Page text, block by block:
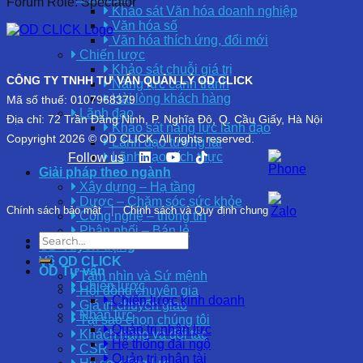
Khảo sát Văn hóa doanh nghiệp
Văn hóa số
Văn hóa thích ứng, đổi mới
Chiến lược
Khảo sát chuỗi giá trị
Năng lực cạnh tranh
Hài lòng khách hàng
Lãnh đạo
Khảo sát năng lực lãnh đạo
Lãnh đạo tương lai
Lãnh đạo đích thực
Giải pháp theo ngành
Xây dựng – Hạ tầng
Dược – Chăm sóc sức khỏe
Công nghệ – thông tin
Phân phối – Bán lẻ
OD Tuyển dụng
Về OD CLICK
Tầm nhìn và Sứ mệnh
Hội đồng chuyên gia
Giá trị chuyển giao
Tại sao chọn chúng tôi
Khách hàng và đối tác
CSR
CÔNG TY TNHH TƯ VẤN QUẢN LÝ OD CLICK
Mã số thuế: 0107968379
Địa chỉ: 72 Trần Đăng Ninh, P. Nghĩa Đô, Q. Cầu Giấy, Hà Nội
Copyright 2026 © OD CLICK. All rights reserved.
Follow us
Chính sách bảo mật | Chính sách và Quy định chung
OD Tư vấn
Chiến lược
Chiến lược kinh doanh
Nhân lực
Quản trị nhân lực
Hệ thống đãi ngộ
Quản trị nhân tài